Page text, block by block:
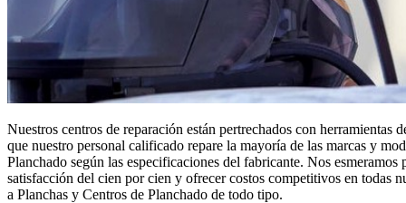
Nuestros centros de reparación están pertrechados con herramientas
que nuestro personal calificado repare la mayoría de las marcas y
Planchado según las especificaciones del fabricante. Nos esmeramos
satisfacción del cien por cien y ofrecer costos competitivos en todas
a Planchas y Centros de Planchado de todo tipo.